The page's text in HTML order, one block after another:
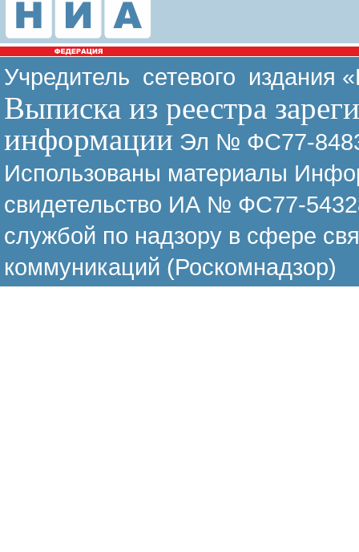
Учредитель сетевого издания
Выписка из реестра
информации Эл № ФС77-
Использованы материалы
свидетельство ИА № ФС77-
службой по надзору в сфере
коммуникаций (Роскомнадзор)